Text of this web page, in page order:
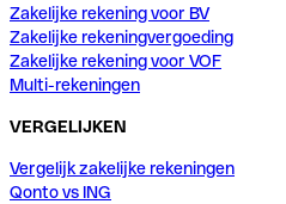
Zakelijke rekening voor BV
Zakelijke rekeningvergoeding
Zakelijke rekening voor VOF
Multi-rekeningen
VERGELIJKEN
Vergelijk zakelijke rekeningen
Qonto vs ING